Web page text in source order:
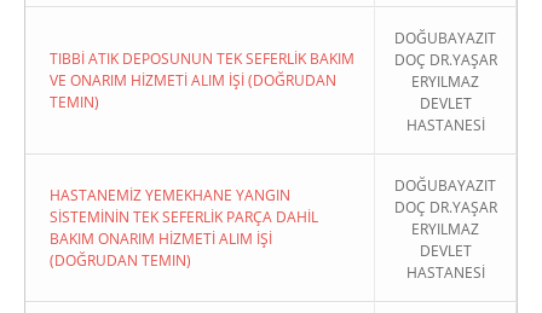
TIBBİ ATIK DEPOSUNUN TEK SEFERLİK BAKIM
VE ONARIM HİZMETİ ALIM İŞİ (DOĞRUDAN
TEMIN)
DOĞUBAYAZIT
DOÇ DR.YAŞAR
ERYILMAZ
DEVLET
HASTANESİ
HASTANEMİZ YEMEKHANE YANGIN
SİSTEMİNİN TEK SEFERLİK PARÇA DAHİL
BAKIM ONARIM HİZMETİ ALIM İŞİ
(DOĞRUDAN TEMIN)
DOĞUBAYAZIT
DOÇ DR.YAŞAR
ERYILMAZ
DEVLET
HASTANESİ